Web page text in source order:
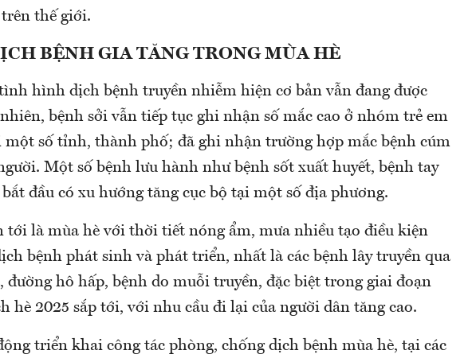
thế giới.
BỆNH GIA TĂNG TRONG MÙA HÈ
hình dịch bệnh truyền nhiễm hiện cơ bản vẫn đang được
bệnh sởi vẫn tiếp tục ghi nhận số mắc cao ở nhóm trẻ em
một số tỉnh, thành phố; đã ghi nhận trường hợp mắc bệnh cúm
Một số bệnh lưu hành như bệnh sốt xuất huyết, bệnh tay
đầu có xu hướng tăng cục bộ tại một số địa phương.
tới là mùa hè với thời tiết nóng ẩm, mưa nhiều tạo điều kiện
bệnh phát sinh và phát triển, nhất là các bệnh lây truyền qua
đường hô hấp, bệnh do muỗi truyền, đặc biệt trong giai đoạn
hè 2025 sắp tới, với nhu cầu đi lại của người dân tăng cao.
triển khai công tác phòng, chống dịch bệnh mùa hè, tại các